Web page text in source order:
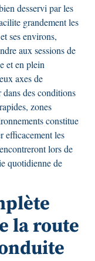
desservi par les
grandement les
ses environs,
aux sessions de
et en plein
axes de
des conditions
zones
constitue
efficacement les
lors de
quotidienne de
la route